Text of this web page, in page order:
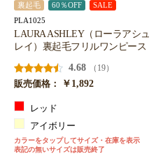
裏起毛 60％OFF SALE
PLA1025
LAURA ASHLEY（ローラアシュ
レイ）裏起毛フリルワンピース
4.68
（19）
販売価格：
￥1,892
レッド
アイボリー
カラーをタップしてサイズ・在庫を表示
表記の無いサイズは販売終了